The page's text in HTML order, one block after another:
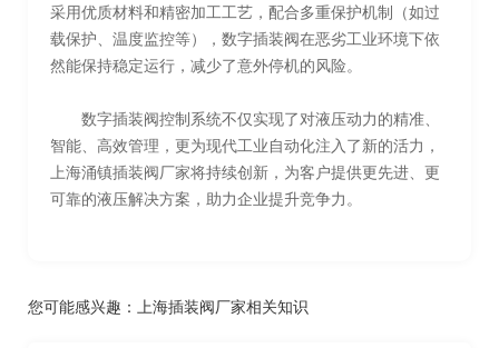
采用优质材料和精密加工工艺，配合多重保护机制（如过
载保护、温度监控等），数字插装阀在恶劣工业环境下依
然能保持稳定运行，减少了意外停机的风险。
数字插装阀控制系统不仅实现了对液压动力的精准、
智能、高效管理，更为现代工业自动化注入了新的活力，
上海涌镇插装阀厂家将持续创新，为客户提供更先进、更
可靠的液压解决方案，助力企业提升竞争力。
您可能感兴趣： 上海插装阀厂家相关知识